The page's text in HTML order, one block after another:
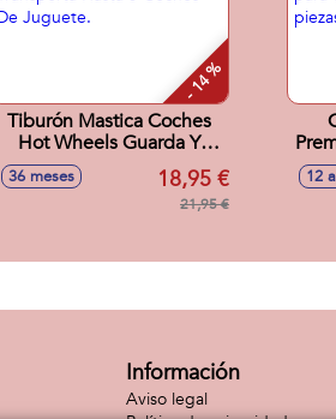
- 14 %
Tiburón Mastica Coches
Hot Wheels Guarda Y
Transporta Hasta 5 Coches
De Juguete.
36 meses 18,95 €
21,95 €
12
Información
Aviso legal